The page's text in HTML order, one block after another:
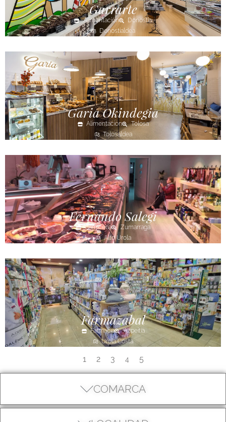
COMARCA
Garrarte
Alimentación
Donostia
Donostialdea
Garia Okindegia
Alimentación
Tolosa
Tolosaldea
Fernando Salegi
Carnicería
Zumarraga
Alto Urola
Farmazabal
Farmacia
Azpeitia
Urola Costa
1 2 3 4 5